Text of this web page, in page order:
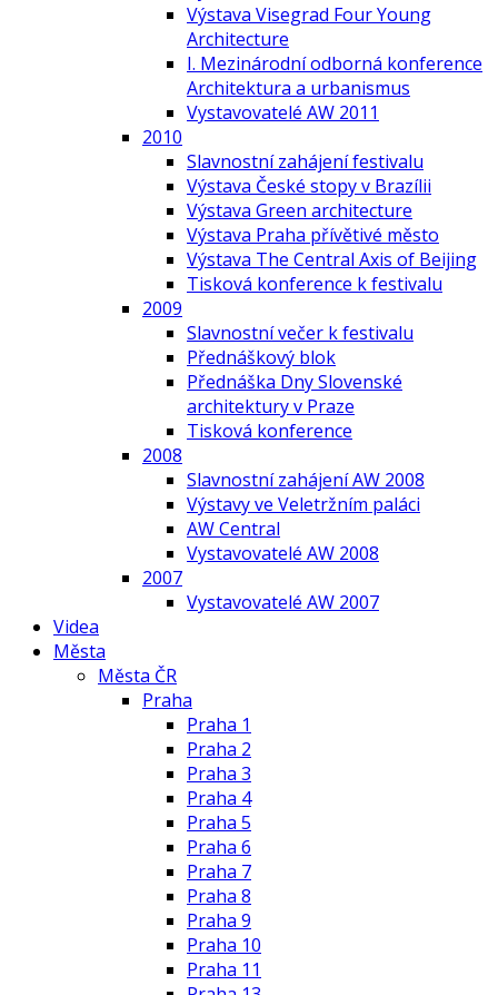
Výstava Visegrad Four Young
Architecture
I. Mezinárodní odborná konference
Architektura a urbanismus
Vystavovatelé AW 2011
2010
Slavnostní zahájení festivalu
Výstava České stopy v Brazílii
Výstava Green architecture
Výstava Praha přívětivé město
Výstava The Central Axis of Beijing
Tisková konference k festivalu
2009
Slavnostní večer k festivalu
Přednáškový blok
Přednáška Dny Slovenské
architektury v Praze
Tisková konference
2008
Slavnostní zahájení AW 2008
Výstavy ve Veletržním paláci
AW Central
Vystavovatelé AW 2008
2007
Vystavovatelé AW 2007
Videa
Města
Města ČR
Praha
Praha 1
Praha 2
Praha 3
Praha 4
Praha 5
Praha 6
Praha 7
Praha 8
Praha 9
Praha 10
Praha 11